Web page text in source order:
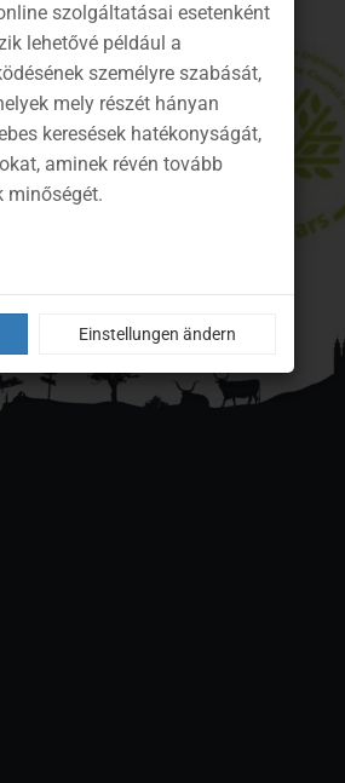
szolgáltatásai esetenként
lehetővé például a
személyre szabását,
mely részét hányan
keresések hatékonyságát,
aminek révén tovább
minőségét.
Einstellungen ändern